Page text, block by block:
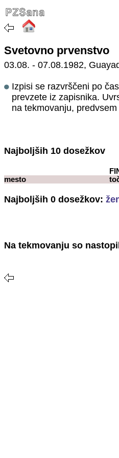
Svetovno prvenstvo
03.08. - 07.08.1982,
Izpisi se razvrščeni po
prevzete iz zapisnika.
na tekmovanju,
Najboljših 10 dosežkov
mesto
Najboljših 0 dosežkov:
Na tekmovanju so